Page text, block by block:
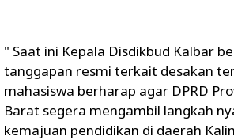
" Saat ini Kepala Disdikbud Kalbar
tanggapan resmi terkait desakan
mahasiswa berharap agar DPRD
Barat segera mengambil langkah
kemajuan pendidikan di daerah